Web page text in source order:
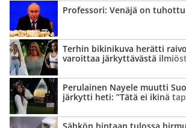
Professori: Venäjä on tuhottu
Terhin bikinikuva herätti
varoittaa järkyttävästä
Perulainen Nayele muutti
järkytti heti: ”Tätä ei ikinä